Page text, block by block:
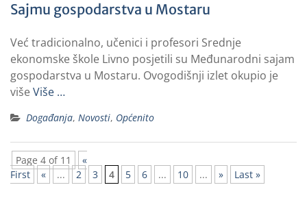
Sajmu gospodarstva u Mostaru
Već tradicionalno, učenici i profesori Srednje
ekonomske škole Livno posjetili su Međunarodni sajam
gospodarstva u Mostaru. Ovogodišnji izlet okupio je
višeViše …
Događanja, Novosti, Općenito
Page 4 of 11
«
First
« ... 2 3 4 5 6 ... 10 ... » Last »